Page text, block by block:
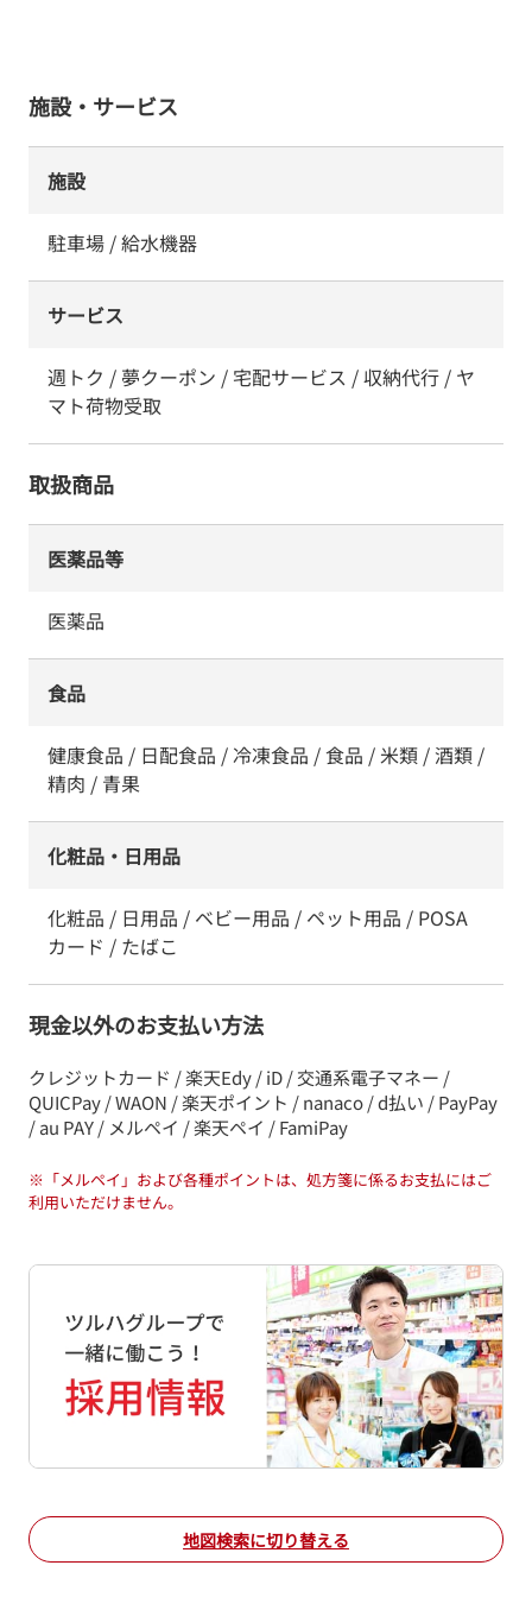
施設・サービス
施設
駐車場 / 給水機器
サービス
週トク / 夢クーポン / 宅配サービス / 収納代行 / ヤ
マト荷物受取
取扱商品
医薬品等
医薬品
食品
健康食品 / 日配食品 / 冷凍食品 / 食品 / 米類 / 酒類 /
精肉 / 青果
化粧品・日用品
化粧品 / 日用品 / ベビー用品 / ペット用品 / POSA
カード / たばこ
現金以外のお支払い方法
クレジットカード / 楽天Edy / iD / 交通系電子マネー /
QUICPay / WAON / 楽天ポイント / nanaco / d払い / PayPay
/ au PAY / メルペイ / 楽天ペイ / FamiPay
※ 「メルペイ」および各種ポイントは、処方箋に係るお支払にはご
利用いただけません。
地図検索に切り替える